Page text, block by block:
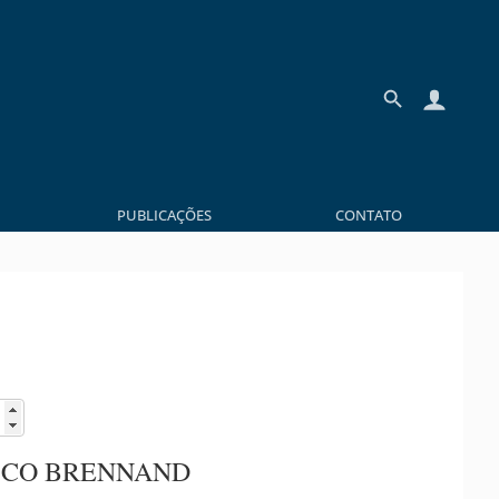
PUBLICAÇÕES CONTATO
BRENNAND